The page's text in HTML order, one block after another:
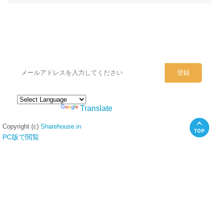
Translate
Copyright (c) Sharehouse.in
PC版で閲覧